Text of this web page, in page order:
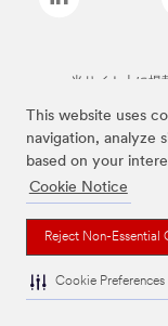
This website uses
navigation, analyze
based on your
Cookie Notice
Reject Non-Essential
Cookie Preferences
当サイト上に掲